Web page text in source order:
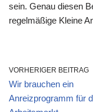
sein. Genau diesen
regelmäßige Kleine
VORHERIGER BEITRAG
Wir brauchen ein
Anreizprogramm für